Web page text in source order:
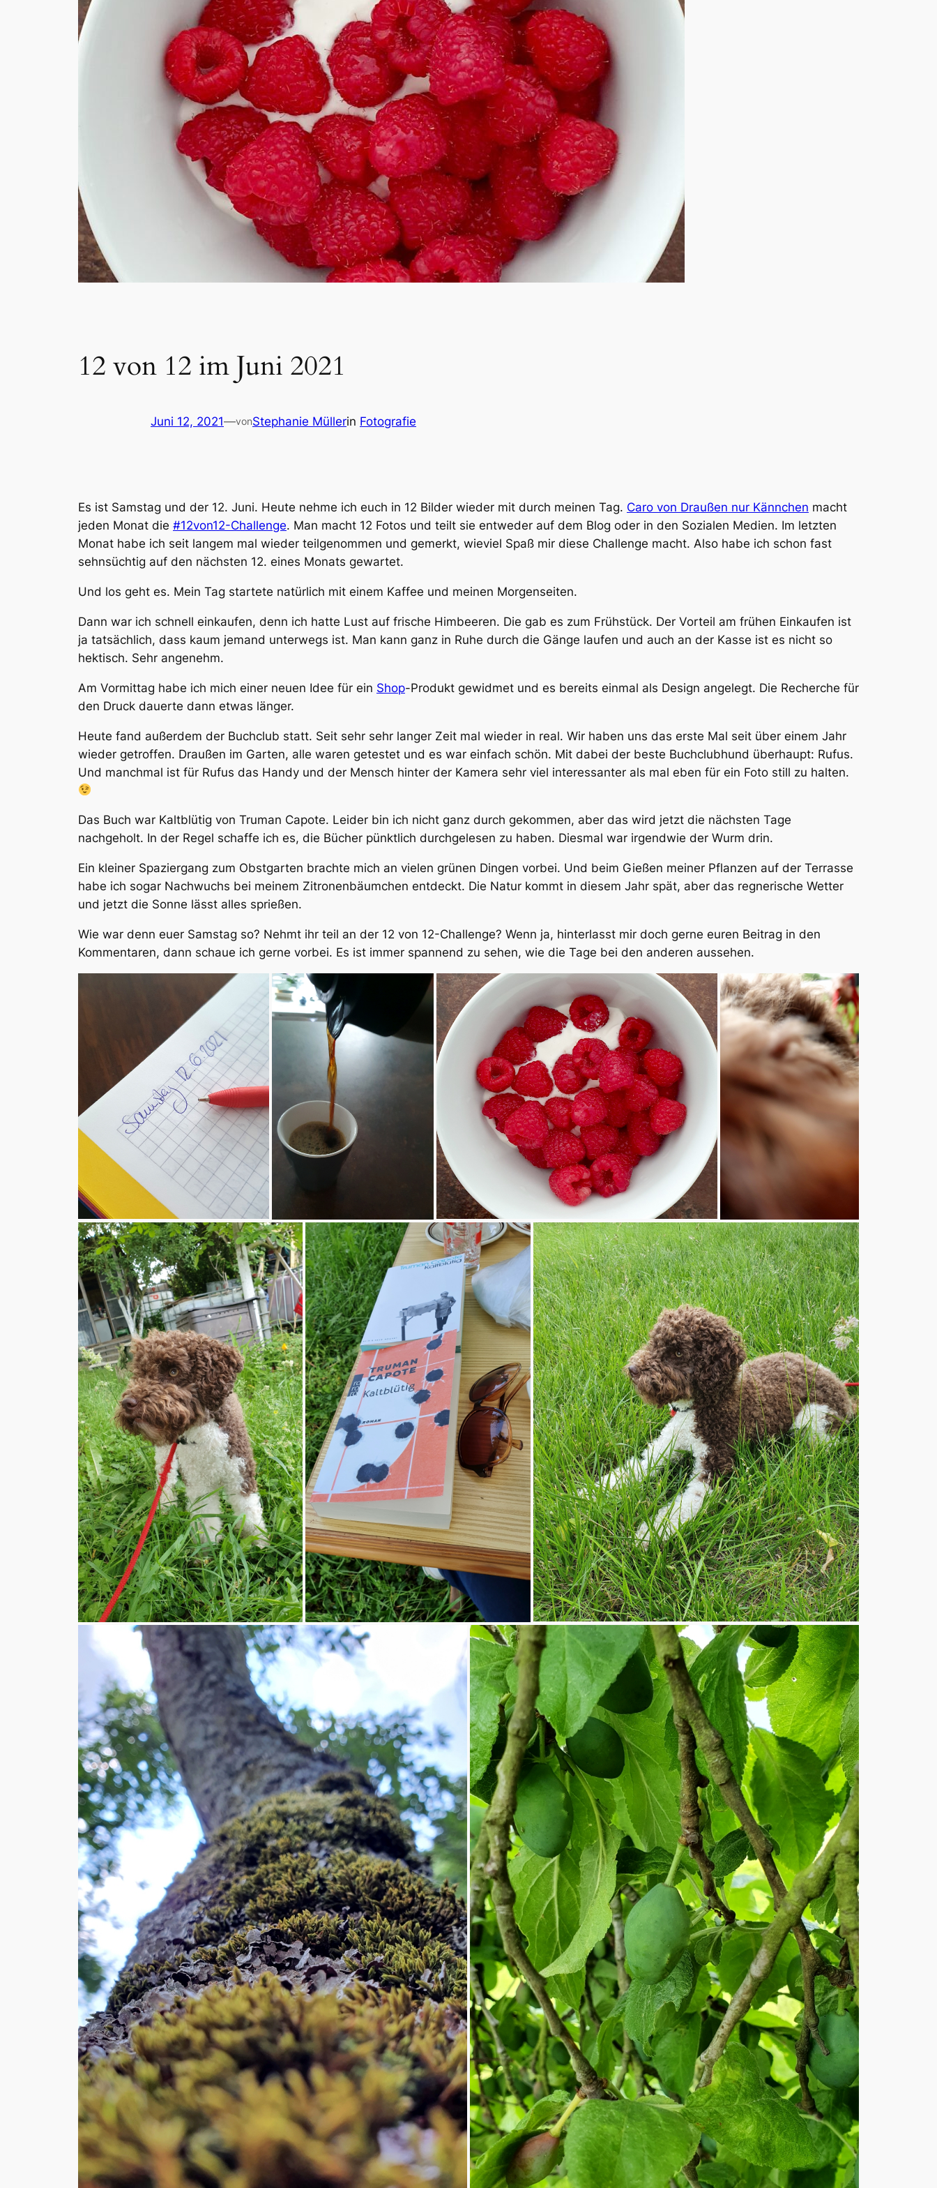
12 von 12 im Juni 2021
Juni 12, 2021—vonStephanie Müllerin Fotografie
Es ist Samstag und der 12. Juni. Heute nehme ich euch in 12 Bilder wieder mit durch meinen Tag. Caro von Draußen nur Kännchen macht
jeden Monat die #12von12-Challenge. Man macht 12 Fotos und teilt sie entweder auf dem Blog oder in den Sozialen Medien. Im letzten
Monat habe ich seit langem mal wieder teilgenommen und gemerkt, wieviel Spaß mir diese Challenge macht. Also habe ich schon fast
sehnsüchtig auf den nächsten 12. eines Monats gewartet.
Und los geht es. Mein Tag startete natürlich mit einem Kaffee und meinen Morgenseiten.
Dann war ich schnell einkaufen, denn ich hatte Lust auf frische Himbeeren. Die gab es zum Frühstück. Der Vorteil am frühen Einkaufen ist
ja tatsächlich, dass kaum jemand unterwegs ist. Man kann ganz in Ruhe durch die Gänge laufen und auch an der Kasse ist es nicht so
hektisch. Sehr angenehm.
Am Vormittag habe ich mich einer neuen Idee für ein Shop-Produkt gewidmet und es bereits einmal als Design angelegt. Die Recherche für
den Druck dauerte dann etwas länger.
Heute fand außerdem der Buchclub statt. Seit sehr sehr langer Zeit mal wieder in real. Wir haben uns das erste Mal seit über einem Jahr
wieder getroffen. Draußen im Garten, alle waren getestet und es war einfach schön. Mit dabei der beste Buchclubhund überhaupt: Rufus.
Und manchmal ist für Rufus das Handy und der Mensch hinter der Kamera sehr viel interessanter als mal eben für ein Foto still zu halten.
Das Buch war Kaltblütig von Truman Capote. Leider bin ich nicht ganz durch gekommen, aber das wird jetzt die nächsten Tage
nachgeholt. In der Regel schaffe ich es, die Bücher pünktlich durchgelesen zu haben. Diesmal war irgendwie der Wurm drin.
Ein kleiner Spaziergang zum Obstgarten brachte mich an vielen grünen Dingen vorbei. Und beim Gießen meiner Pflanzen auf der Terrasse
habe ich sogar Nachwuchs bei meinem Zitronenbäumchen entdeckt. Die Natur kommt in diesem Jahr spät, aber das regnerische Wetter
und jetzt die Sonne lässt alles sprießen.
Wie war denn euer Samstag so? Nehmt ihr teil an der 12 von 12-Challenge? Wenn ja, hinterlasst mir doch gerne euren Beitrag in den
Kommentaren, dann schaue ich gerne vorbei. Es ist immer spannend zu sehen, wie die Tage bei den anderen aussehen.